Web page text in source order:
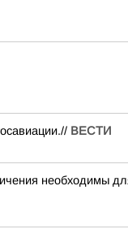
ВЕСТИ
необходимы